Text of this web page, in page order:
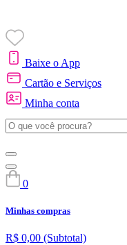
Baixe o App
Cartão e Serviços
Minha conta
0
Minhas compras
R$ 0,00 (Subtotal)